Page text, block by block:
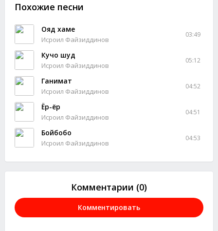
Похожие песни
Ояд хаме
Исроил Файзиддинов
03:49
Кучо шуд
Исроил Файзиддинов
05:12
Ганимат
Исроил Файзиддинов
04:52
Ёр-ёр
Исроил Файзиддинов
04:51
Бойбобо
Исроил Файзиддинов
04:53
Комментарии (0)
Комментировать